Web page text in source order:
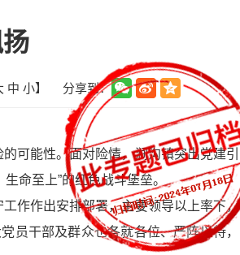
中 小】 分享到：
可能性。面对险情，涧沟镇突出党建引
命至上”的红色战斗堡垒。
作作出安排部署，主要领导以上率下，
员干部及群众也各就各位、严阵以待，